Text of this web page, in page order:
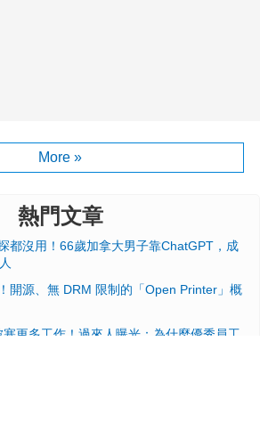
More »
熱門文章
都沒用！66歲加拿大男子靠ChatGPT，成
開源、無 DRM 限制的「Open Printer」概
更多工作！過來人曝光：為什麼優秀員工